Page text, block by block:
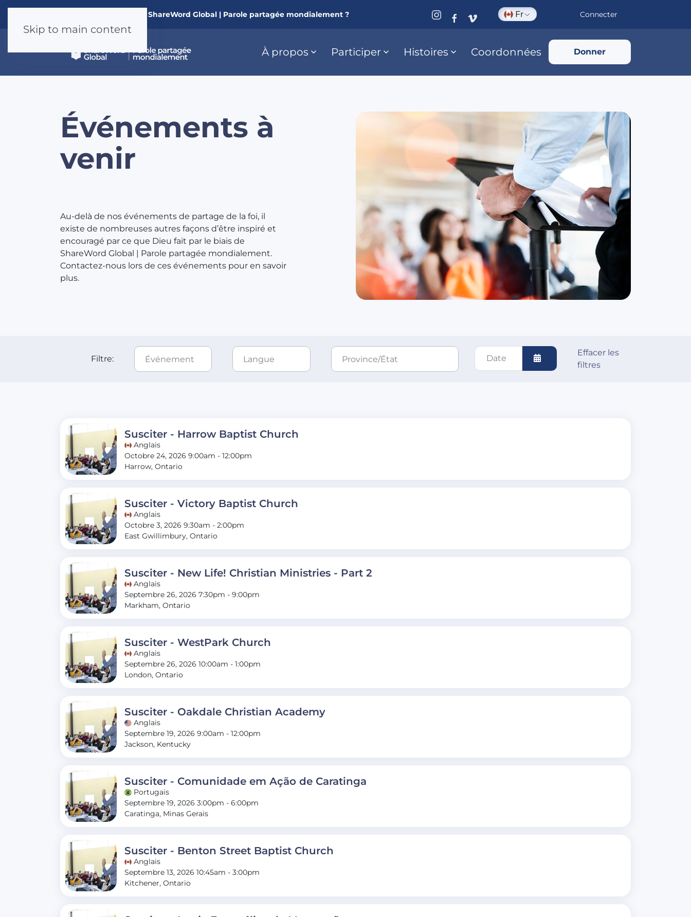
Skip to main content
Nouveau à ShareWord Global | Parole partagée mondialement ? Fr Connecter
À propos Participer Histoires Coordonnées Donner
Événements à
venir
Au-delà de nos événements de partage de la foi, il
existe de nombreuses autres façons d’être inspiré et
encouragé par ce que Dieu fait par le biais de
ShareWord Global | Parole partagée mondialement.
Contactez-nous lors de ces événements pour en savoir
plus.
Filtre:
Effacer les
filtres
Susciter - Harrow Baptist Church
Anglais
Octobre 24, 2026 9:00am - 12:00pm
Harrow, Ontario
Susciter - Victory Baptist Church
Anglais
Octobre 3, 2026 9:30am - 2:00pm
East Gwillimbury, Ontario
Susciter - New Life! Christian Ministries - Part 2
Anglais
Septembre 26, 2026 7:30pm - 9:00pm
Markham, Ontario
Susciter - WestPark Church
Anglais
Septembre 26, 2026 10:00am - 1:00pm
London, Ontario
Susciter - Oakdale Christian Academy
Anglais
Septembre 19, 2026 9:00am - 12:00pm
Jackson, Kentucky
Susciter - Comunidade em Ação de Caratinga
Portugais
Septembre 19, 2026 3:00pm - 6:00pm
Caratinga, Minas Gerais
Susciter - Benton Street Baptist Church
Anglais
Septembre 13, 2026 10:45am - 3:00pm
Kitchener, Ontario